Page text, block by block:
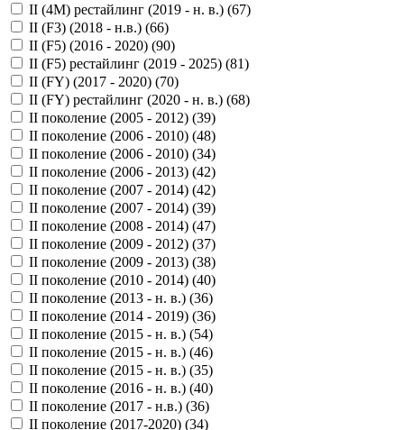
II (4M) рестайлинг (2019 - н. в.) (67)
II (F3) (2018 - н.в.) (66)
II (F5) (2016 - 2020) (90)
II (F5) рестайлинг (2019 - 2025) (81)
II (FY) (2017 - 2020) (70)
II (FY) рестайлинг (2020 - н. в.) (68)
II поколение (2005 - 2012) (39)
II поколение (2006 - 2010) (48)
II поколение (2006 - 2010) (34)
II поколение (2006 - 2013) (42)
II поколение (2007 - 2014) (42)
II поколение (2007 - 2014) (39)
II поколение (2008 - 2014) (47)
II поколение (2009 - 2012) (37)
II поколение (2009 - 2013) (38)
II поколение (2010 - 2014) (40)
II поколение (2013 - н. в.) (36)
II поколение (2014 - 2019) (36)
II поколение (2015 - н. в.) (54)
II поколение (2015 - н. в.) (46)
II поколение (2015 - н. в.) (35)
II поколение (2016 - н. в.) (40)
II поколение (2017 - н.в.) (36)
II поколение (2017-2020) (34)